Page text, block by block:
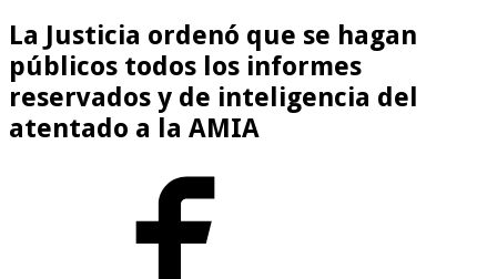
La Justicia ordenó que se hagan
públicos todos los informes
reservados y de inteligencia del
atentado a la AMIA